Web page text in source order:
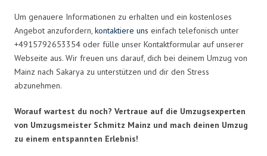
Um genauere Informationen zu erhalten und ein kostenloses
Angebot anzufordern, kontaktiere uns einfach telefonisch unter
+4915792653354 oder fülle unser Kontaktformular auf unserer
Webseite aus. Wir freuen uns darauf, dich bei deinem Umzug von
Mainz nach Sakarya zu unterstützen und dir den Stress
abzunehmen.
Worauf wartest du noch? Vertraue auf die Umzugsexperten
von Umzugsmeister Schmitz Mainz und mach deinen Umzug
zu einem entspannten Erlebnis!